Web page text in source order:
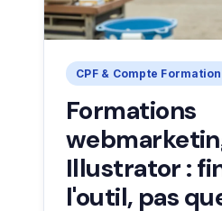
CPF & Compte Formation
Formations
Illustrator :
l'outil, pas